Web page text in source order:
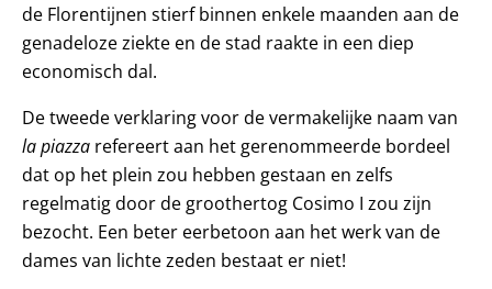
de Florentijnen stierf binnen enkele maanden aan de
genadeloze ziekte en de stad raakte in een diep
economisch dal.
De tweede verklaring voor de vermakelijke naam van
la piazza refereert aan het gerenommeerde bordeel
dat op het plein zou hebben gestaan en zelfs
regelmatig door de groothertog Cosimo I zou zijn
bezocht. Een beter eerbetoon aan het werk van de
dames van lichte zeden bestaat er niet!